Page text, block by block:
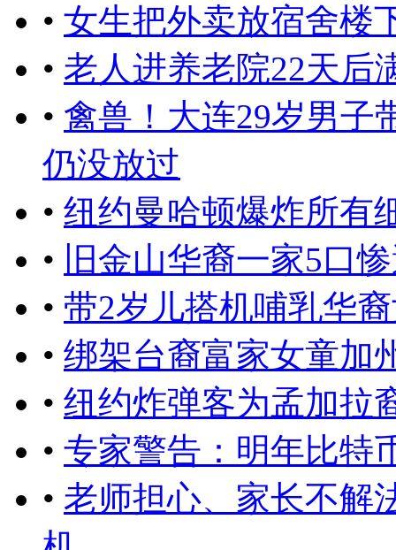
• 女生把外卖放宿舍楼
• 老人进养老院22天后
• 禽兽！大连29岁男子
仍没放过
• 纽约曼哈顿爆炸所有
•
旧金山华裔一家5口
• 带2岁儿搭机哺乳华
• 绑架台裔富家女童加
• 纽约炸弹客为孟加拉
• 专家警告：明年比特
• 老师担心、家长不解